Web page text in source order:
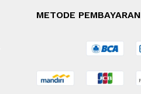
METODE PEMBAYARAN